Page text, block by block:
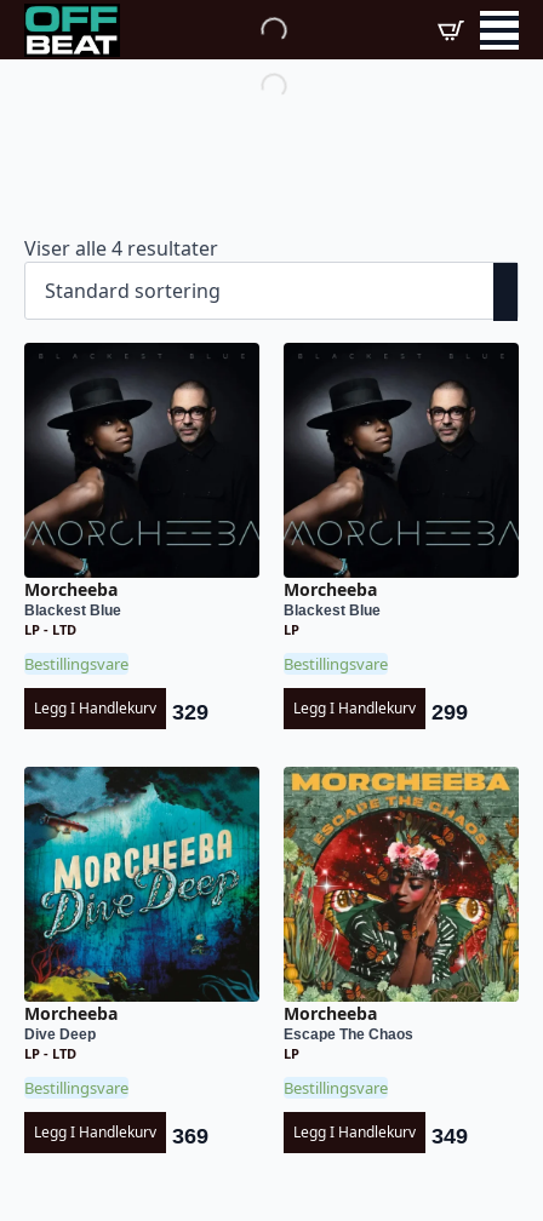
Viser alle 4 resultater
Morcheeba
Blackest Blue
LP - LTD
Bestillingsvare
Legg I Handlekurv 329
Morcheeba
Blackest Blue
LP
Bestillingsvare
Legg I Handlekurv 299
Morcheeba
Dive Deep
LP - LTD
Bestillingsvare
Legg I Handlekurv 369
Morcheeba
Escape The Chaos
LP
Bestillingsvare
Legg I Handlekurv 349